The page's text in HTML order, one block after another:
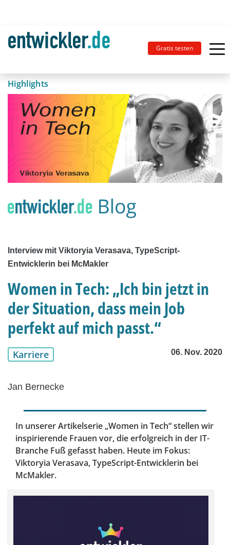
Gratis testen
Highlights
Interview mit Viktoryia Verasava, TypeScript-
Entwicklerin bei McMakler
Women in Tech: „Ich bin jetzt in
der Situation, dass mein Job
perfekt auf mich passt.“
Karriere 06. Nov. 2020
Jan Bernecke
In unserer Artikelserie „Women in Tech“ stellen wir
inspirierende Frauen vor, die erfolgreich in der IT-
Branche Fuß gefasst haben. Heute im Fokus:
Viktoryia Verasava, TypeScript-Entwicklerin bei
McMakler.